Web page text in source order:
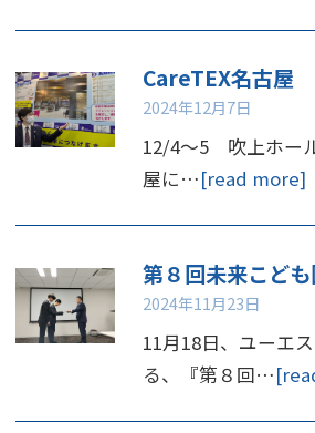
CareTEX名古屋
2024年12月7日
12/4～5 吹上ホー
屋に…[read more]
2024年11月23日
11月18日、ユーエ
る、『第８回…